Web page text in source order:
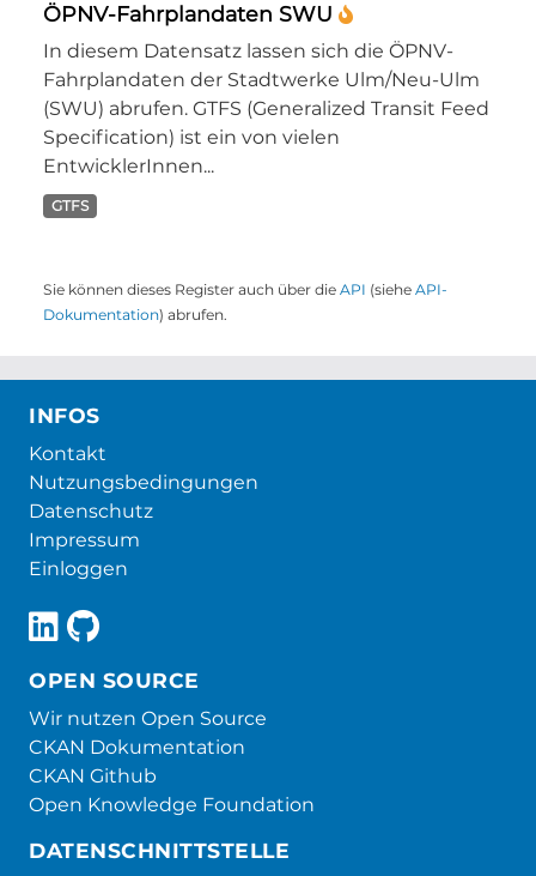
ÖPNV-Fahrplandaten SWU
In diesem Datensatz lassen sich die ÖPNV-
Fahrplandaten der Stadtwerke Ulm/Neu-Ulm
(SWU) abrufen. GTFS (Generalized Transit Feed
Specification) ist ein von vielen
EntwicklerInnen...
GTFS
Sie können dieses Register auch über die API (siehe API-
Dokumentation) abrufen.
INFOS
Kontakt
Nutzungsbedingungen
Datenschutz
Impressum
Einloggen
OPEN SOURCE
Wir nutzen Open Source
CKAN Dokumentation
CKAN Github
Open Knowledge Foundation
DATENSCHNITTSTELLE